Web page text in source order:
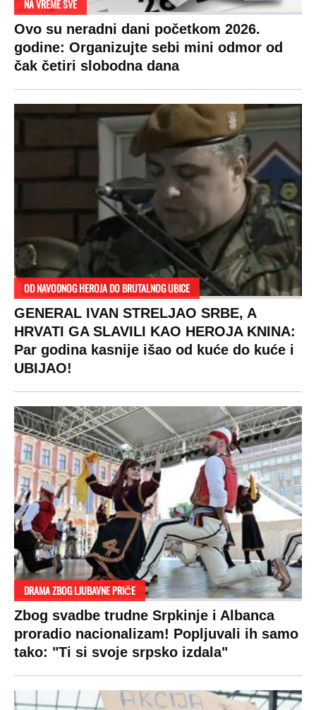
NA VREME SVE
Ovo su neradni dani početkom 2026.
godine: Organizujte sebi mini odmor od
čak četiri slobodna dana
OD NAVODNOG HEROJA DO BRUTALNOG UBICE
GENERAL IVAN STRELJAO SRBE, A
HRVATI GA SLAVILI KAO HEROJA KNINA:
Par godina kasnije išao od kuće do kuće i
UBIJAO!
DRAMA ZBOG LJUBAVNE PRIČE
Zbog svadbe trudne Srpkinje i Albanca
proradio nacionalizam! Popljuvali ih samo
tako: "Ti si svoje srpsko izdala"